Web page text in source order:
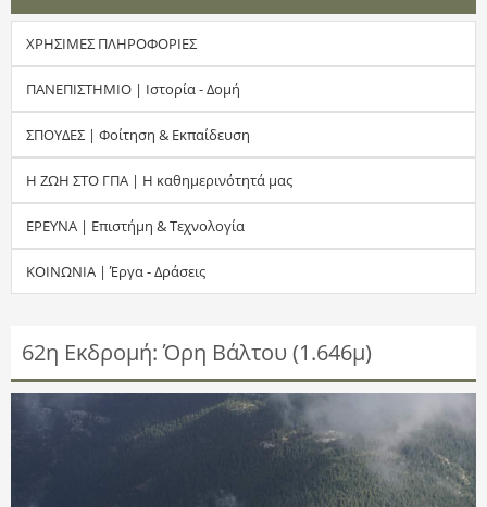
α
α
ν
α
ζ
ή
τ
σ
η
ς
ΧΡΗΣΙΜΕΣ ΠΛΗΡΟΦΟΡΙΕΣ
ΠΑΝΕΠΙΣΤΗΜΙΟ | Ιστορία - Δομή
ΣΠΟΥΔΕΣ | Φοίτηση & Εκπαίδευση
Η ΖΩΗ ΣΤΟ ΓΠΑ | Η καθημερινότητά μας
ΕΡΕΥΝΑ | Επιστήμη & Τεχνολογία
ΚΟΙΝΩΝΙΑ | Έργα - Δράσεις
62η Εκδρομή: Όρη Βάλτου (1.646μ)